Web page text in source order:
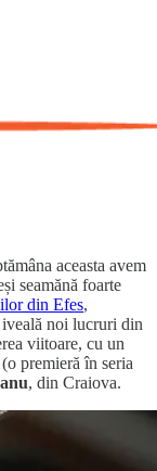
aceasta avem
seamănă foarte
din Efes,
noi lucruri din
viitoare, cu un
premieră în seria
, din Craiova.